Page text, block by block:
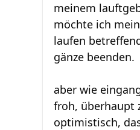
meinem
möchte ich
laufen
gänze beenden.
aber wie
froh, überhaupt
optimistisch,